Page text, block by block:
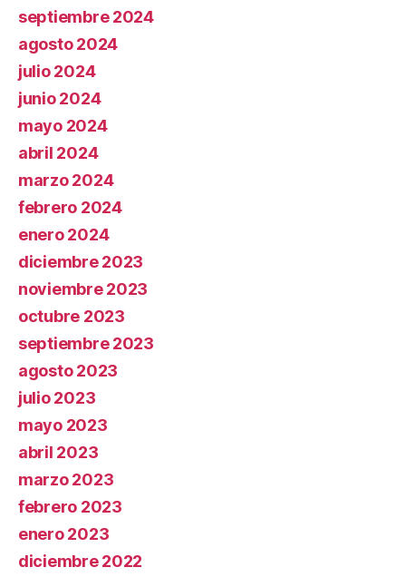
septiembre 2024
agosto 2024
julio 2024
junio 2024
mayo 2024
abril 2024
marzo 2024
febrero 2024
enero 2024
diciembre 2023
noviembre 2023
octubre 2023
septiembre 2023
agosto 2023
julio 2023
mayo 2023
abril 2023
marzo 2023
febrero 2023
enero 2023
diciembre 2022